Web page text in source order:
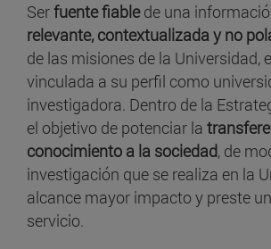
Serfuente fiablede una
relevante, contextualizada y no
de las misiones de la Universidad,
vinculada a su perfil como
investigadora. Dentro de la
el objetivo de potenciar la
conocimiento a la sociedad, de
investigación que se realiza en la
alcance mayor impacto y preste
servicio.